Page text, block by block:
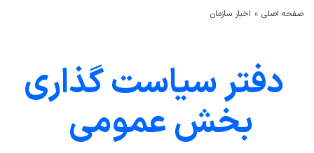
صفحه اصلی اخبار سازمان
دفتر سیاست گذاری
بخش عمومی